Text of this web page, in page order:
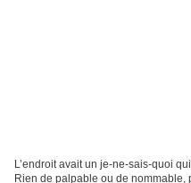
L’endroit avait un je-ne-sais-quoi
Rien de palpable ou de nommable,